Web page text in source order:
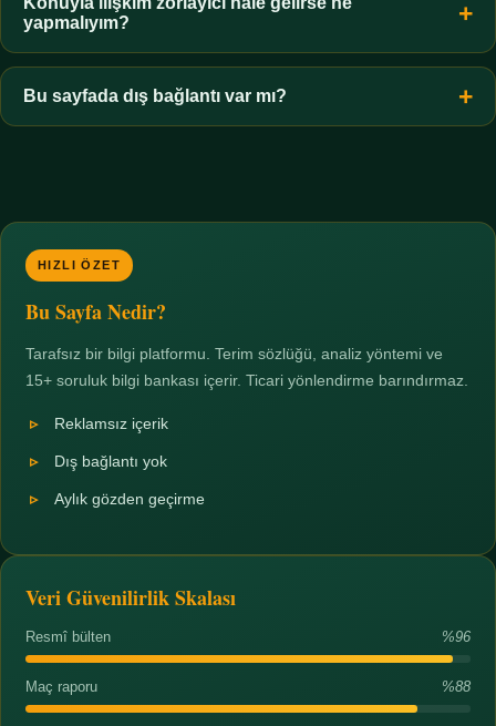
zorunluluktur.
yapmalıyım?
Zaman sınırı koyun, harcadığınız süreyi ölçün ve gerekirse
profesyonel destek alın. Türkiye'de ücretsiz danışma hatları
mevcuttur; yardım istemek güçlü bir adımdır.
Bu sayfada dış bağlantı var mı?
HIZLI ÖZET
Bu Sayfa Nedir?
Tarafsız bir bilgi platformu. Terim sözlüğü, analiz yöntemi ve
15+ soruluk bilgi bankası içerir. Ticari yönlendirme barındırmaz.
Reklamsız içerik
Dış bağlantı yok
Aylık gözden geçirme
Veri Güvenilirlik Skalası
Resmî bülten %96
Maç raporu %88